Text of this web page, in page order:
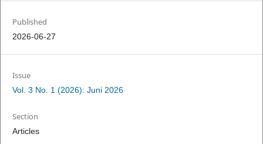
Published
2026-06-27
Issue
Vol. 3 No. 1 (2026): Juni 2026
Section
Articles